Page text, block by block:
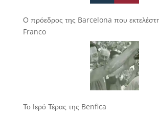
Ο πρόεδρος της Barcelona που
Franco
Το Ιερό Τέρας της Benfica